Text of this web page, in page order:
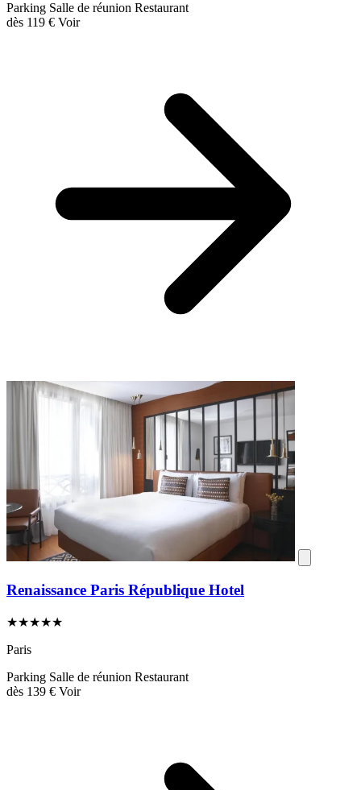
Parking Salle de réunion Restaurant
dès 119 € Voir
Renaissance Paris République Hotel
★★★★★
Paris
Parking Salle de réunion Restaurant
dès 139 € Voir